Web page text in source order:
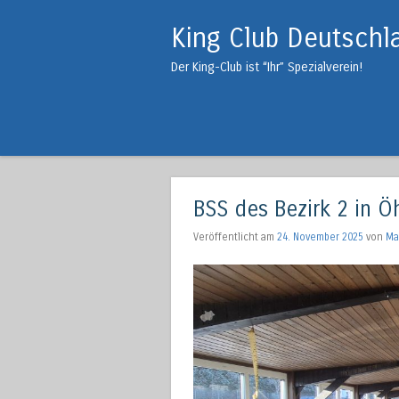
King Club
Der King-Club ist “Ihr” Spezialverein!
BSS des Bezirk 2 in
Veröffentlicht am 24. November 2025 von